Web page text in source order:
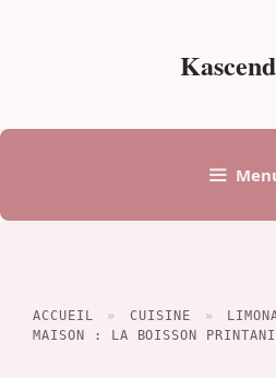
ACCUEIL » CUISINE »
MAISON : LA BOISSON